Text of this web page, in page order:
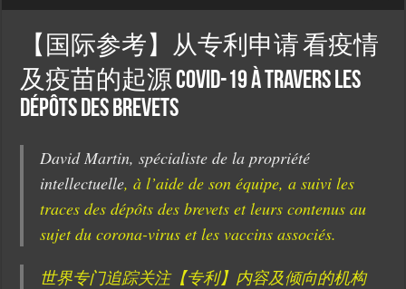
【国际参考】从专利申请 看疫情
及疫苗的起源 Covid-19 à travers les
dépôts des brevets
David Martin, spécialiste de la propriété
intellectuelle, à l’aide de son équipe, a suivi les
traces des dépôts des brevets et leurs contenus au
sujet du corona-virus et les vaccins associés.
世界专门追踪关注【专利】内容及倾向的机构